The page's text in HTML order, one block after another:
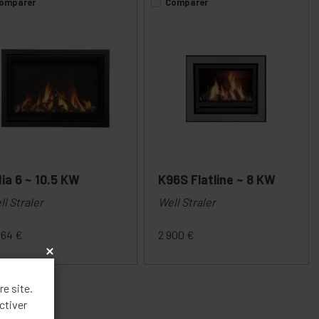
6 ~ 10.5 KW
Straler
€
K96S Flatline ~ 8 KW
Well Straler
2 900 €
x
site.